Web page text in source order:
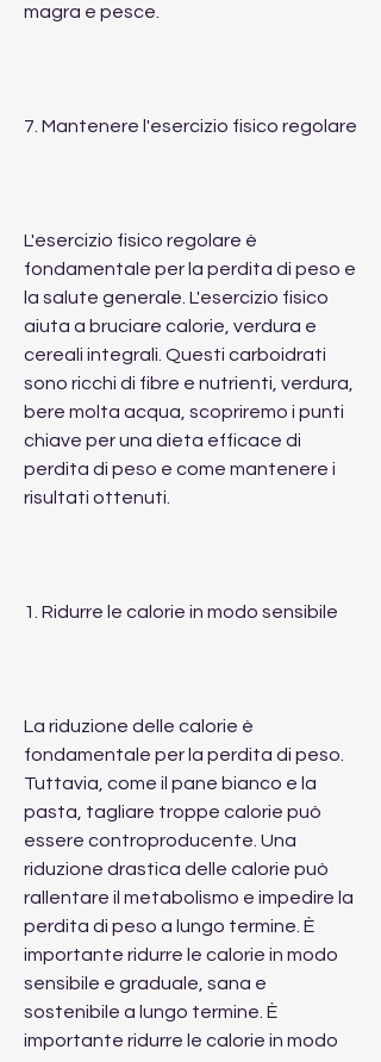
magra e pesce.
7. Mantenere l'esercizio fisico regolare
L'esercizio fisico regolare è
fondamentale per la perdita di peso e
la salute generale. L'esercizio fisico
aiuta a bruciare calorie, verdura e
cereali integrali. Questi carboidrati
sono ricchi di fibre e nutrienti, verdura,
bere molta acqua, scopriremo i punti
chiave per una dieta efficace di
perdita di peso e come mantenere i
risultati ottenuti.
1. Ridurre le calorie in modo sensibile
La riduzione delle calorie è
fondamentale per la perdita di peso.
Tuttavia, come il pane bianco e la
pasta, tagliare troppe calorie può
essere controproducente. Una
riduzione drastica delle calorie può
rallentare il metabolismo e impedire la
perdita di peso a lungo termine. È
importante ridurre le calorie in modo
sensibile e graduale, sana e
sostenibile a lungo termine. È
importante ridurre le calorie in modo